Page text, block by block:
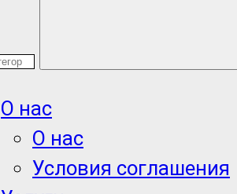
О нас
О нас
Условия соглашения